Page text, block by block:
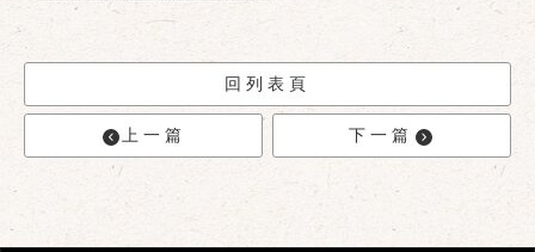
回列表頁
上一篇 下一篇